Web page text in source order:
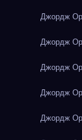
Джордж
Джордж
Джордж
Джордж
Джордж